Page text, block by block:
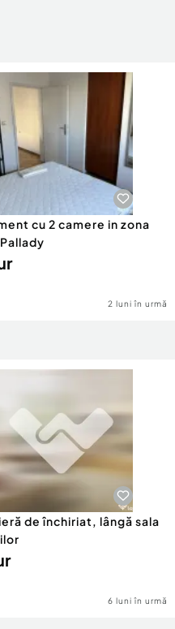
cu 2 camere in zona
2 luni în urmă
de închiriat, lângă sala
6 luni în urmă